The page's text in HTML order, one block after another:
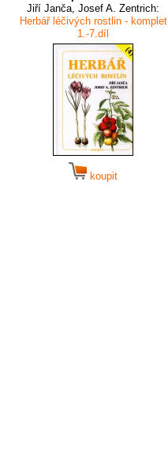
Jiří Janča, Josef A. Zentrich:
Herbář léčivých rostlin - komplet
1.-7.díl
koupit